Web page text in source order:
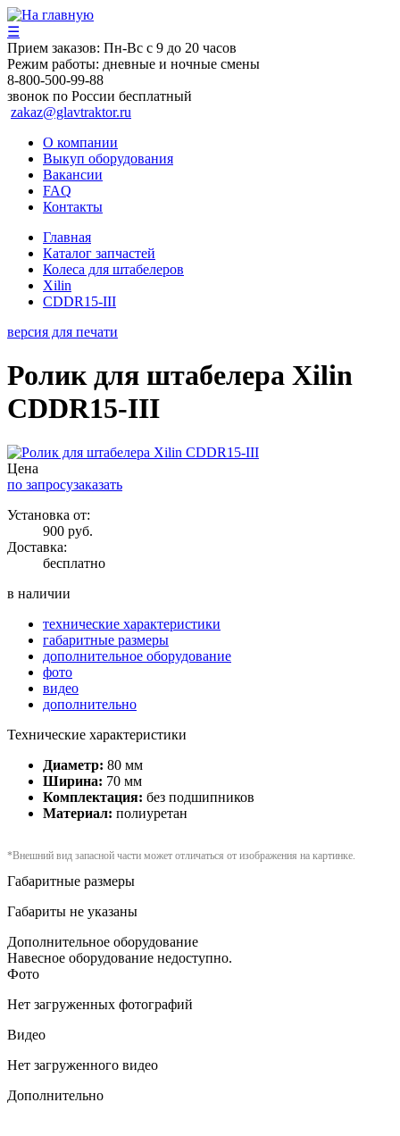
☰
Прием заказов: Пн-Вс с 9 до 20 часов
Режим работы: дневные и ночные смены
8-800-500-99-88
звонок по России бесплатный
zakaz@glavtraktor.ru
О компании
Выкуп оборудования
Вакансии
FAQ
Контакты
Главная
Каталог запчастей
Колеса для штабелеров
Xilin
CDDR15-III
версия для печати
Ролик для штабелера Xilin
CDDR15-III
Цена
по запросузаказать
Установка от:
900 руб.
Доставка:
бесплатно
в наличии
технические характеристики
габаритные размеры
дополнительное оборудование
фото
видео
дополнительно
Технические характеристики
Диаметр: 80 мм
Ширина: 70 мм
Комплектация: без подшипников
Материал: полиуретан
*Внешний вид запасной части может отличаться от изображения на картинке.
Габаритные размеры
Габариты не указаны
Дополнительное оборудование
Навесное оборудование недоступно.
Фото
Нет загруженных фотографий
Видео
Нет загруженного видео
Дополнительно